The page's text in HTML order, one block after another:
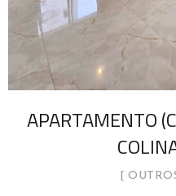
APARTAMENTO